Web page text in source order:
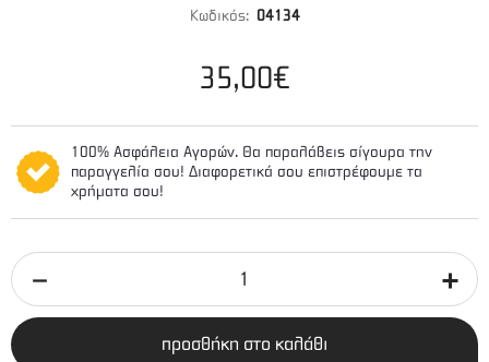
Κωδικός: 04134
35,00€
100% Ασφάλεια Αγορών. Θα παραλάβεις σίγουρα την
παραγγελία σου! Διαφορετικά σου επιστρέφουμε τα
χρήματα σου!
προσθήκη στο καλάθι